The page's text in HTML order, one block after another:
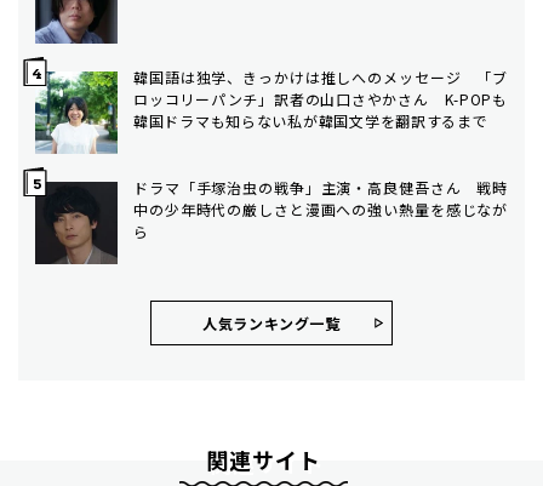
韓国語は独学、きっかけは推しへのメッセージ 「ブ
ロッコリーパンチ」訳者の山口さやかさん K-POPも
韓国ドラマも知らない私が韓国文学を翻訳するまで
ドラマ「手塚治虫の戦争」主演・高良健吾さん 戦時
中の少年時代の厳しさと漫画への強い熱量を感じなが
ら
人気ランキング⼀覧
関連サイト